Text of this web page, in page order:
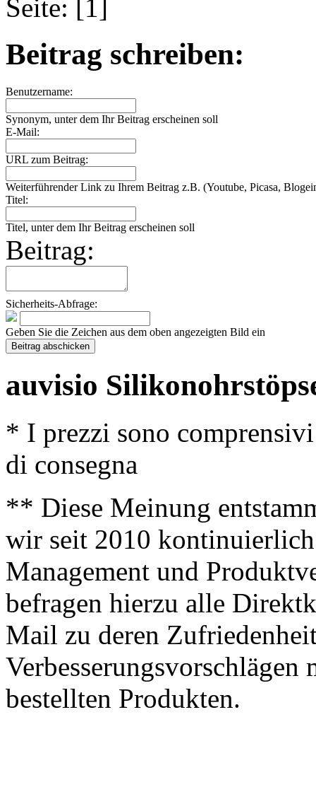
Seite: [1]
Beitrag schreiben:
Benutzername:
Synonym, unter dem Ihr Beitrag erscheinen soll
E-Mail:
URL zum Beitrag:
Weiterführender Link zu Ihrem Beitrag z.B. (Youtube, Picasa,
Titel:
Titel, unter dem Ihr Beitrag erscheinen soll
Beitrag:
Sicherheits-Abfrage:
Geben Sie die Zeichen aus dem oben angezeigten Bild ein
auvisio
* I prezzi sono
di consegna
** Diese Meinung
wir seit 2010
Management und
befragen hierzu alle
Mail zu deren
bestellten Produkten.